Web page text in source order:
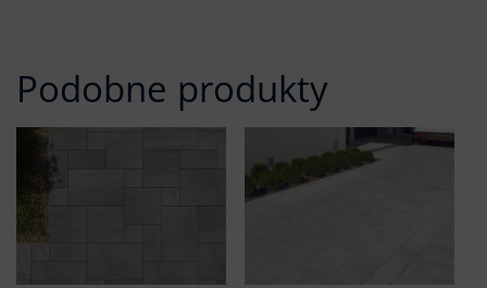
Podobne produkty